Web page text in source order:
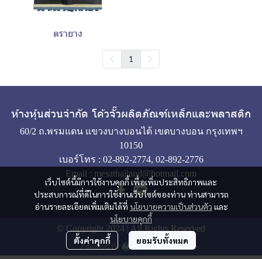
ตรายาง
1
เว็บไซต์นี้มีการใช้งานคุกกี้ เพื่อเพิ่มประสิทธิภาพและ
ประสบการณ์ที่ดีในการใช้งานเว็บไซต์ของท่าน ท่านสามารถ
อ่านรายละเอียดเพิ่มเติมได้ที่ นโยบายความเป็นส่วนตัว และ
นโยบายคุกกี้
ตั้งค่าคุกกี้ ยอมรับทั้งหมด
ห้างหุ้นส่วนจำกัด โค้วจั๊วผลิตภัณฑ์เหล็กและพลาสติก
60/2 ถ.พรมแดน แขวงบางบอนไต้ เขตบางบอน กรุงเทพฯ
10150
เบอร์โทร : 02-892-2774, 02-892-2776
Email : mesathailand@hotmail.com
© Copyright 2024 | All Rights Reserved
Powered By MakeWebEasy